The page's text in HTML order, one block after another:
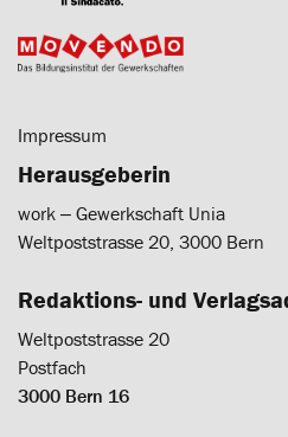
Impressum
Herausgeberin
work ‒ Gewerkschaft Unia
Weltpoststrasse 20, 3000 Bern
Redaktions- und
Weltpoststrasse 20
Postfach
3000 Bern 16